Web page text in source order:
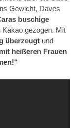
Gewicht, Daves
buschige
Kakao gezogen. Mit
überzeugt und
heißeren Frauen